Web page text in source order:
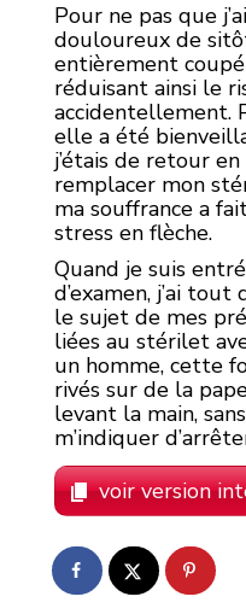
Pour ne pas que
douloureux de
entièrement
réduisant ainsi le
accidentellement.
elle a été
j’étais de retour
remplacer mon
ma souffrance a
stress en flèche.
Quand je suis
d’examen, j’ai
le sujet de mes
liées au stérilet
un homme, cette
rivés sur de la
levant la main,
m’indiquer
voir version